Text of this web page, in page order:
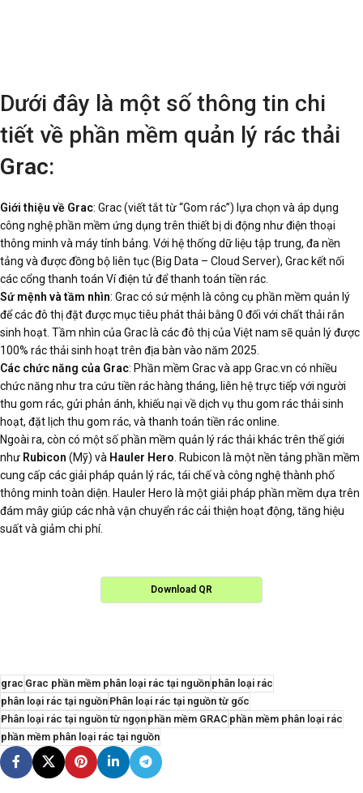
Dưới đây là một số thông tin chi
tiết về phần mềm quản lý rác thải
Grac:
Giới thiệu về Grac: Grac (viết tắt từ “Gom rác”) lựa chọn và áp dụng
công nghệ phần mềm ứng dụng trên thiết bị di động như điện thoại
thông minh và máy tính bảng. Với hệ thống dữ liệu tập trung, đa nền
tảng và được đồng bộ liên tục (Big Data – Cloud Server), Grac kết nối
các cổng thanh toán Ví điện tử để thanh toán tiền rác.
Sứ mệnh và tầm nhìn: Grac có sứ mệnh là công cụ phần mềm quản lý
để các đô thị đặt được mục tiêu phát thải bằng 0 đối với chất thải rắn
sinh hoạt. Tầm nhìn của Grac là các đô thị của Việt nam sẽ quản lý được
100% rác thải sinh hoạt trên địa bàn vào năm 2025.
Các chức năng của Grac: Phần mềm Grac và app Grac.vn có nhiều
chức năng như tra cứu tiền rác hàng tháng, liên hệ trực tiếp với người
thu gom rác, gửi phản ánh, khiếu nại về dịch vụ thu gom rác thải sinh
hoạt, đặt lịch thu gom rác, và thanh toán tiền rác online.
Ngoài ra, còn có một số phần mềm quản lý rác thải khác trên thế giới
như Rubicon (Mỹ) và Hauler Hero . Rubicon là một nền tảng phần mềm
cung cấp các giải pháp quản lý rác, tái chế và công nghệ thành phố
thông minh toàn diện. Hauler Hero là một giải pháp phần mềm dựa trên
đám mây giúp các nhà vận chuyển rác cải thiện hoạt động, tăng hiệu
suất và giảm chi phí.
Download QR
grac Grac phần mềm phân loại rác tại nguồnphân loại rác
phân loại rác tại nguồnPhân loại rác tại nguồn từ gốc
Phân loại rác tại nguồn từ ngọnphần mềm GRAC phần mềm phân loại rác
phần mềm phân loại rác tại nguồn